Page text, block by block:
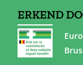
ERKEND